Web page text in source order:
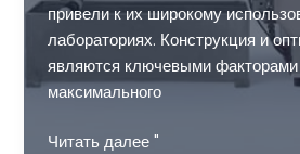
привели к их широкому
лабораториях. Конструкция и
являются ключевыми
максимального
Конфигурация
Читать далее "